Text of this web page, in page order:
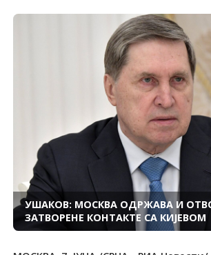
УШАКОВ: МОСКВА ОДРЖАВА И
ЗАТВОРЕНЕ КОНТАКТЕ СА КИЈЕВОМ